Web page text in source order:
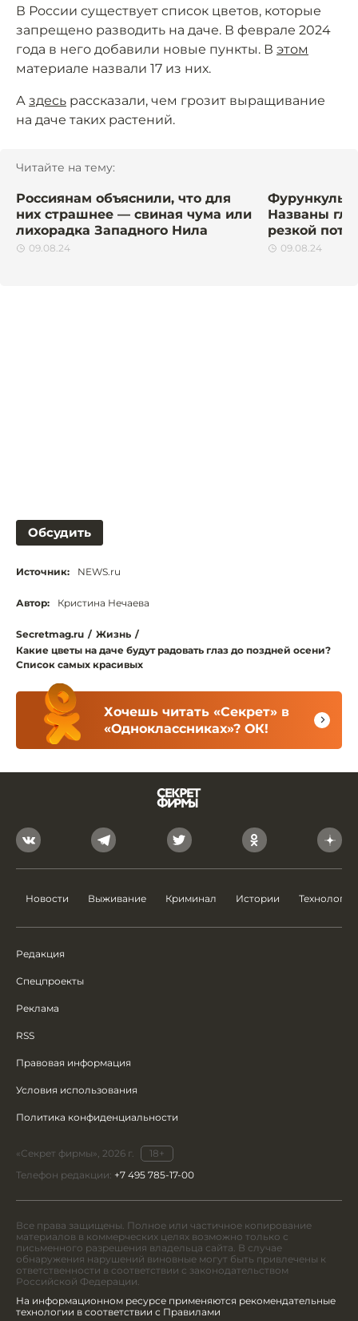
В России существует список цветов, которые
запрещено разводить на даче. В феврале 2024
года в него добавили новые пункты. В этом
материале назвали 17 из них.
А здесь рассказали, чем грозит выращивание
на даче таких растений.
Читайте на тему:
Россиянам объяснили, что для
них страшнее — свиная чума или
лихорадка Западного Нила
09.08.24
Фурункулы,
Названы
резкой
09.08.24
Обсудить
Источник: NEWS.ru
Автор: Кристина Нечаева
Secretmag.ru / Жизнь /
Какие цветы на даче будут радовать глаз до поздней осени?
Список самых красивых
Хочешь читать «Секрет» в
«Одноклассниках»? ОК!
Новости Выживание Криминал Истории Технологии
Редакция
Спецпроекты
Реклама
RSS
Правовая информация
Условия использования
Политика конфиденциальности
«Секрет фирмы», 2026 г.
18+
Телефон редакции: +7 495 785-17-00
Все права защищены. Полное или частичное копирование
материалов в коммерческих целях возможно только с
письменного разрешения владельца сайта. В случае
обнаружения нарушений виновные могут быть привлечены к
ответственности в соответствии с законодательством
Российской Федерации.
На информационном ресурсе применяются рекомендательные
технологии в соответствии с Правилами